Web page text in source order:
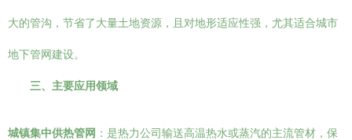
大的管沟，节省了大量土地资源，且对地形适应性强，尤其适合城市
地下管网建设。
三、主要应用领域
城镇集中供热管网 ：是热力公司输送高温热水或蒸汽的主流管材，保